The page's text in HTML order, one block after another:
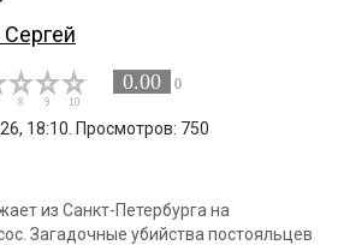
0.00 0
18:10. Просмотров: 750
из Санкт-Петербурга на
Загадочные убийства постояльцев